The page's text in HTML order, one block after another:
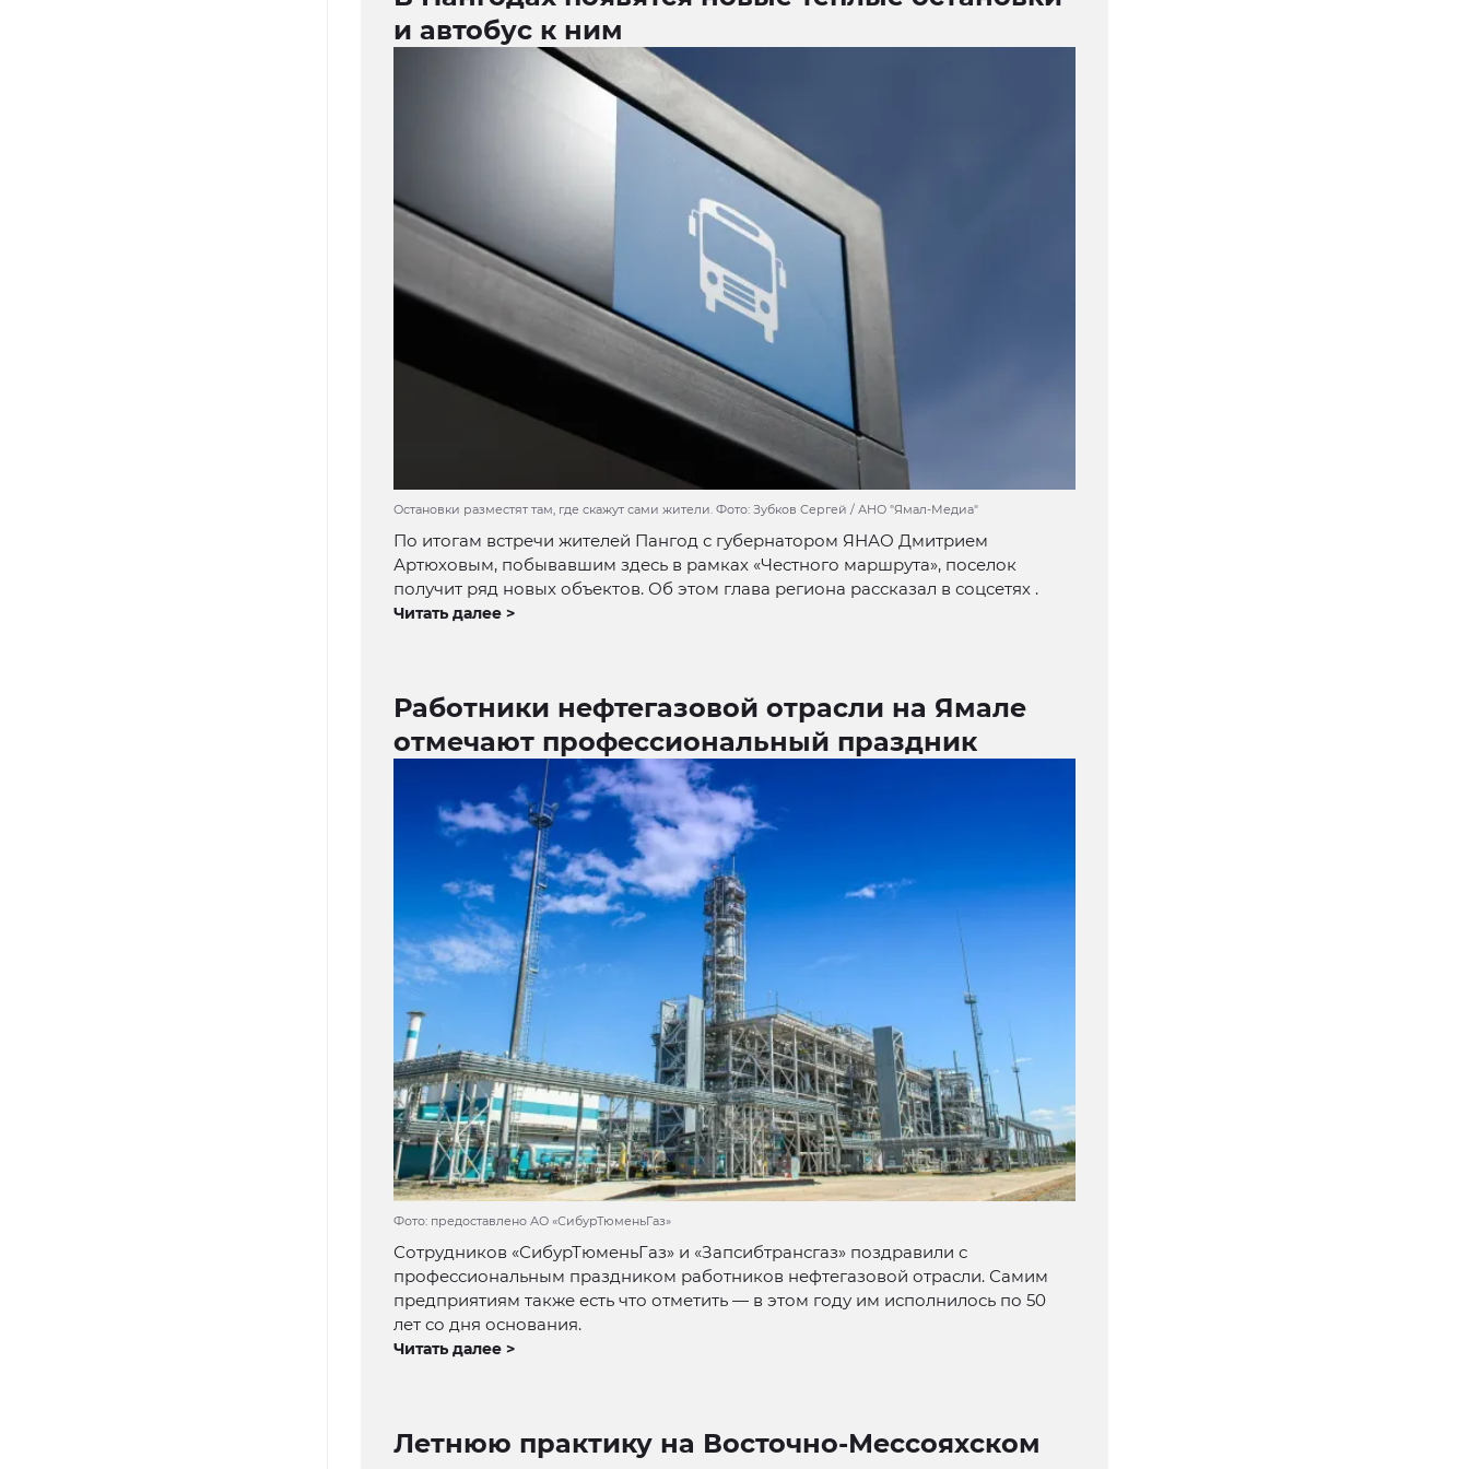
и автобус к ним
Остановки разместят там, где скажут сами жители. Фото: Зубков Сергей / АНО "Ямал-Медиа"
По итогам встречи жителей Пангод с губернатором ЯНАО Дмитрием
Артюховым, побывавшим здесь в рамках «Честного маршрута», поселок
получит ряд новых объектов. Об этом глава региона рассказал в соцсетях .
Читать далее >
Работники нефтегазовой отрасли на Ямале
отмечают профессиональный праздник
Фото: предоставлено АО «СибурТюменьГаз»
Сотрудников «СибурТюменьГаз» и «Запсибтрансгаз» поздравили с
профессиональным праздником работников нефтегазовой отрасли. Самим
предприятиям также есть что отметить — в этом году им исполнилось по 50
лет со дня основания.
Читать далее >
Летнюю практику на Восточно-Мессояхском